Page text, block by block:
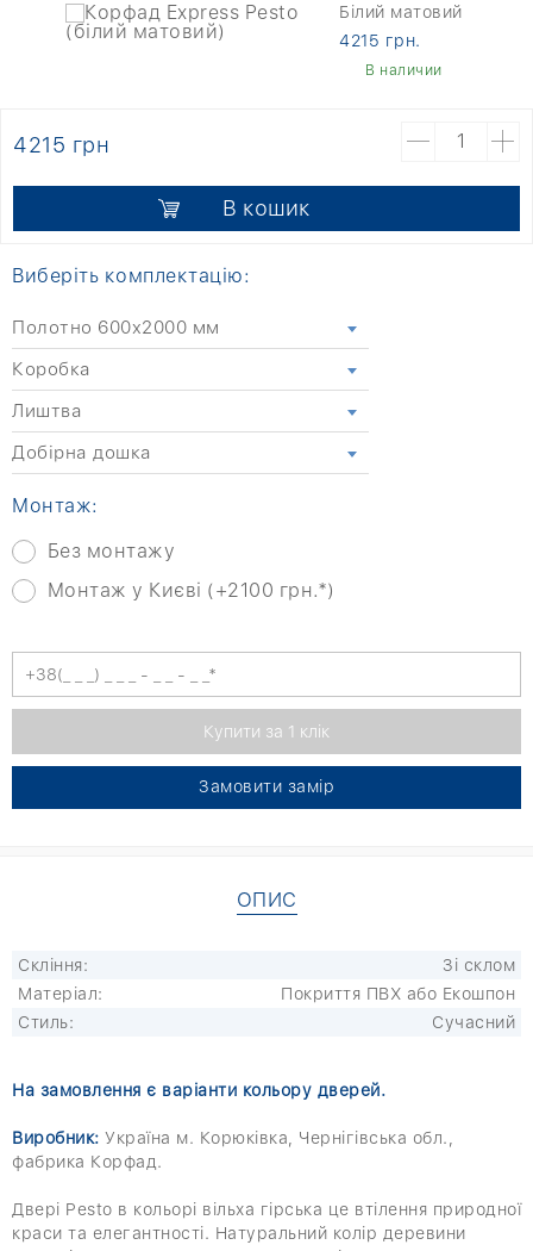
Білий матовий
4215 грн.
В наличии
4215 грн
В кошик
Виберіть комплектацію:
Полотно 600x2000 мм
Коробка
Лиштва
Добірна дошка
Монтаж:
Без монтажу
Монтаж у Києві (+2100 грн.*)
Замовити замір
ОПИС
Скління:
Зі склом
Матеріал:
Покриття ПВХ або Екошпон
Стиль:
Сучасний
На замовлення є варіанти кольору дверей.
Виробник: Україна м. Корюківка, Чернігівська обл.,
фабрика Корфад.
Двері Pesto в кольорі вільха гірська це втілення природної
краси та елегантності. Натуральний колір деревини